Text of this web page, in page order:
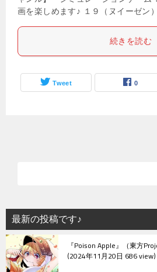
画を楽しめます♪ １９（ヌイーゼン
続きを読む
Tweet 0
最新の投稿です♪
『Poison Apple』（東方
2024年11月20日 686 view